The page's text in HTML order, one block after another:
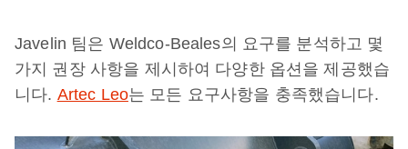
Javelin 팀은 Weldco-Beales의 요구를 분석하고 몇
가지 권장 사항을 제시하여 다양한 옵션을 제공했습
니다. Artec Leo는 모든 요구사항을 충족했습니다.